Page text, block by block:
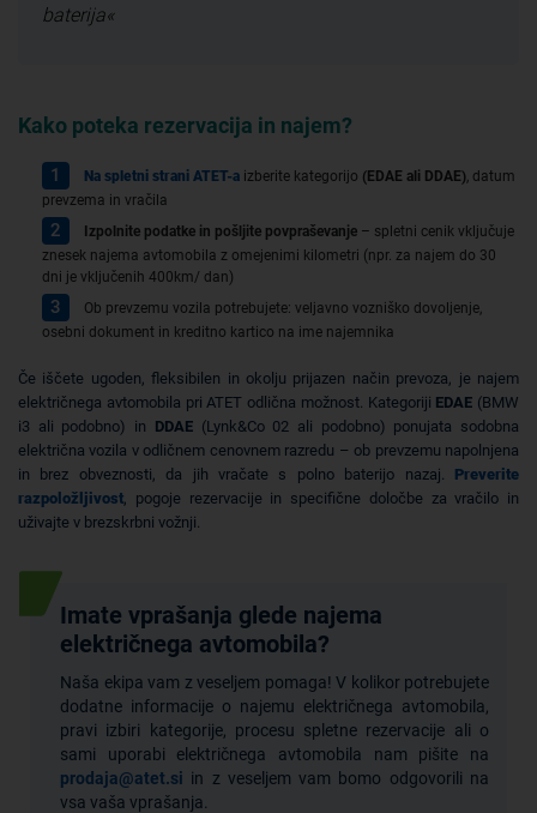
baterija«
Kako poteka rezervacija in najem?
Na spletni strani ATET-a izberite kategorijo (EDAE ali DDAE) , datum
prevzema in vračila
Izpolnite podatke in pošljite povpraševanje – spletni cenik vključuje
znesek najema avtomobila z omejenimi kilometri (npr. za najem do 30
dni je vključenih 400km/ dan)
Ob prevzemu vozila potrebujete: veljavno vozniško dovoljenje,
osebni dokument in kreditno kartico na ime najemnika
Če iščete ugoden, fleksibilen in okolju prijazen način prevoza, je najem
električnega avtomobila pri ATET odlična možnost. Kategoriji EDAE (BMW
i3 ali podobno) in DDAE(Lynk&Co 02 ali podobno) ponujata sodobna
električna vozila v odličnem cenovnem razredu – ob prevzemu napolnjena
in brez obveznosti, da jih vračate s polno baterijo nazaj. Preverite
razpoložljivost , pogoje rezervacije in specifične določbe za vračilo in
uživajte v brezskrbni vožnji.
Imate vprašanja glede najema
električnega avtomobila?
Naša ekipa vam z veseljem pomaga! V kolikor potrebujete
dodatne informacije o najemu električnega avtomobila,
pravi izbiri kategorije, procesu spletne rezervacije ali o
sami uporabi električnega avtomobila nam pišite na
prodaja@atet.si in z veseljem vam bomo odgovorili na
vsa vaša vprašanja.